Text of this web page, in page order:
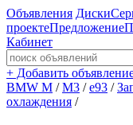
Объявления Диски
проектеПредложение
Кабинет
+ Добавить
BMW M /M3 /e93 /
охлаждения /